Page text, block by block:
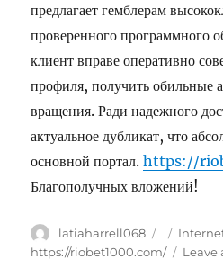
предлагает гемблерам
проверенного программного
клиент вправе оперативно
профиля, получить обильные
вращения. Ради надежного
актуальное дубликат, что
основной портал.https://
Благополучных вложений!
Author
latiaharrell068
Posted
on
https://riobet1000.com/
Leave